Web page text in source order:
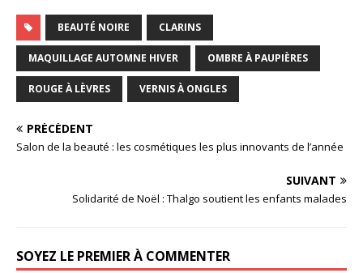
BEAUTÉ NOIRE CLARINS
MAQUILLAGE AUTOMNE HIVER OMBRE À PAUPIÈRES
ROUGE À LÈVRES VERNIS À ONGLES
PRÉCÉDENT
Salon de la beauté : les cosmétiques les plus innovants de l’année
SUIVANT
Solidarité de Noël : Thalgo soutient les enfants malades
SOYEZ LE PREMIER À COMMENTER